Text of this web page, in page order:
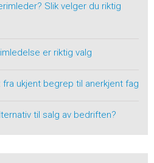
Slik velger du riktig
er riktig valg
ukjent begrep til anerkjent fag
til salg av bedriften?